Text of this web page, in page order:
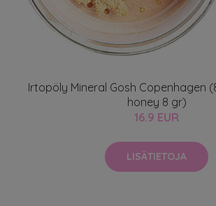
Irtopöly Mineral Gosh Copenhagen
honey 8 gr)
16.9 EUR
LISÄTIETOJA